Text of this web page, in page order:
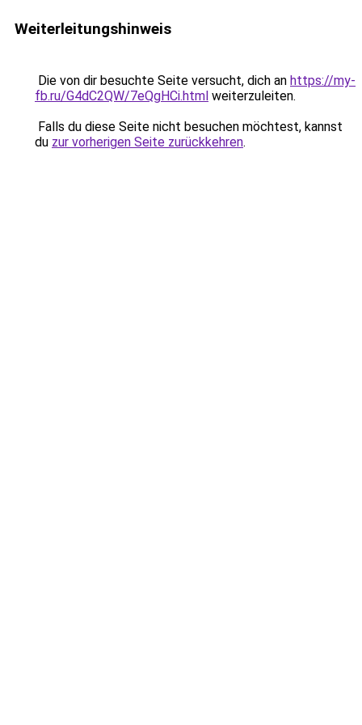
Weiterleitungshinweis
Die von dir besuchte Seite versucht, dich an https://my-
fb.ru/G4dC2QW/7eQgHCi.html weiterzuleiten.
Falls du diese Seite nicht besuchen möchtest, kannst
du zur vorherigen Seite zurückkehren.